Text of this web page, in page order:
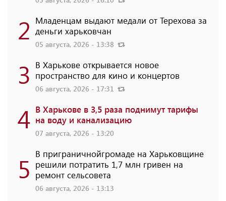
2 Младенцам выдают медали от Терехова за
деньги харьковчан
05 августа, 2026 - 13:38
3 В Харькове открывается новое
пространство для кино и концертов
06 августа, 2026 - 17:31
4 В Харькове в 3,5 раза поднимут тарифы
на воду и канализацию
07 августа, 2026 - 13:20
5 В приграничнойгромаде на Харьковщине
решили потратить 1,7 млн ​​гривен на
ремонт сельсовета
06 августа, 2026 - 13:13